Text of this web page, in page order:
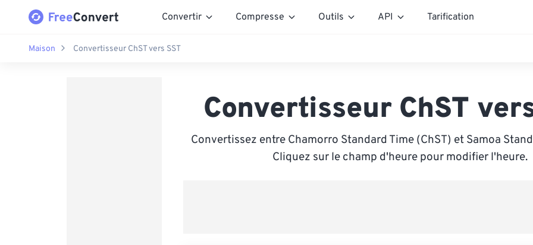
Convertir Compresse Outils API Tarification
Maison Convertisseur ChST vers SST
Convertisseur ChST
Convertissez entre Chamorro Standard Time (ChST) et Samoa
Cliquez sur le champ d'heure pour modifier l'heure.